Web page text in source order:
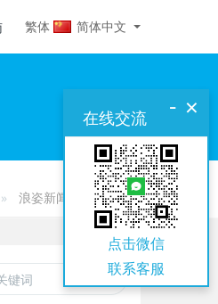
繁体 简体中文
浪姿新闻 浪姿新闻
×
-
在线交流
点击微信
联系客服